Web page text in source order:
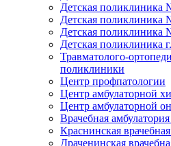
Детская поликлиника
Детская поликлиника
Детская поликлиника
Детская поликлиника
Травматолого-
поликлиники
Центр профпатологии
Центр амбулаторной
Центр амбулаторной
Врачебная
Краснинская
Драченинская